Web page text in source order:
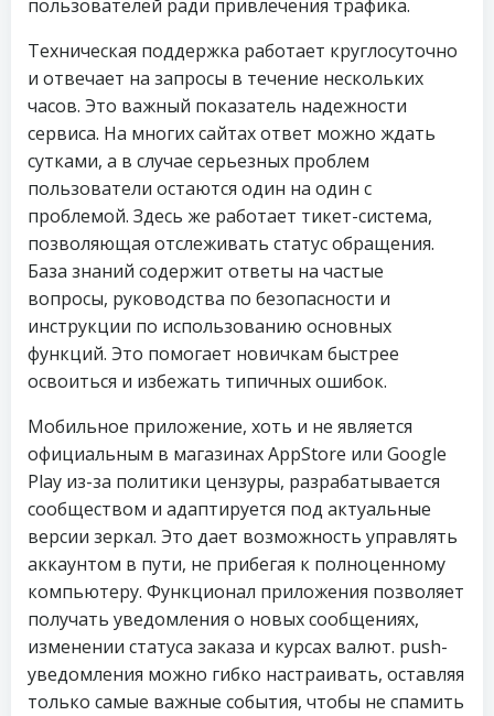
пользователей ради привлечения трафика.
Техническая поддержка работает круглосуточно
и отвечает на запросы в течение нескольких
часов. Это важный показатель надежности
сервиса. На многих сайтах ответ можно ждать
сутками, а в случае серьезных проблем
пользователи остаются один на один с
проблемой. Здесь же работает тикет-система,
позволяющая отслеживать статус обращения.
База знаний содержит ответы на частые
вопросы, руководства по безопасности и
инструкции по использованию основных
функций. Это помогает новичкам быстрее
освоиться и избежать типичных ошибок.
Мобильное приложение, хоть и не является
официальным в магазинах AppStore или Google
Play из-за политики цензуры, разрабатывается
сообществом и адаптируется под актуальные
версии зеркал. Это дает возможность управлять
аккаунтом в пути, не прибегая к полноценному
компьютеру. Функционал приложения позволяет
получать уведомления о новых сообщениях,
изменении статуса заказа и курсах валют. push-
уведомления можно гибко настраивать, оставляя
только самые важные события, чтобы не спамить